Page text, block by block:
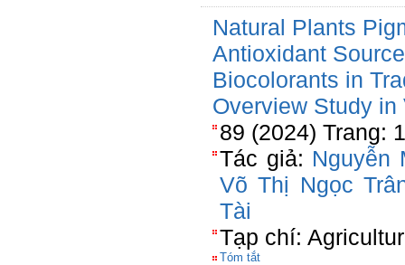
Natural Plants
Antioxidant
Biocolorants in
Overview Study in
89 (2024) Trang:
Tác giả: Nguyễn
Võ Thị Ngọc
Tài
Tạp chí:
Tóm tắt